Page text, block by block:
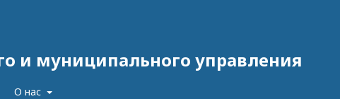
и муниципального управления
О нас